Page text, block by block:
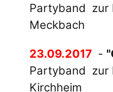
Partyband zur
Meckbach
23.09.2017 -
Partyband zur
Kirchheim